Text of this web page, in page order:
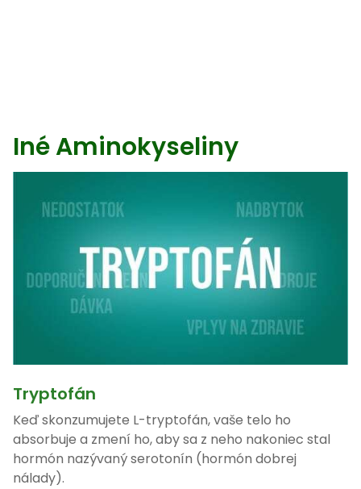
Iné Aminokyseliny
Tryptofán
Keď skonzumujete L-tryptofán, vaše telo ho
absorbuje a zmení ho, aby sa z neho nakoniec stal
hormón nazývaný serotonín (hormón dobrej
nálady).